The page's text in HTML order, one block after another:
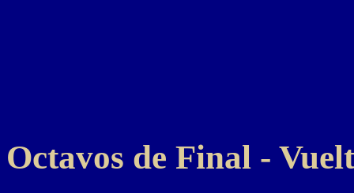
Octavos de Final -